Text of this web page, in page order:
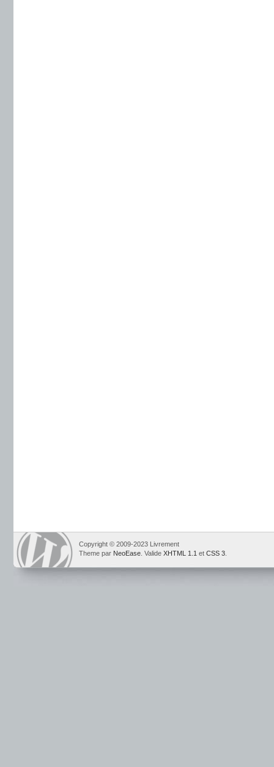
Copyright © 2009-2023 Livrement
Theme par NeoEase . Valide XHTML 1.1 et CSS 3